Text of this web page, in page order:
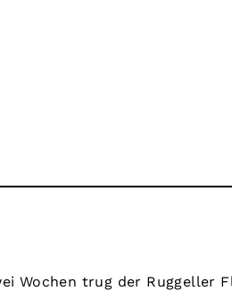
Wochen trug der Ruggeller